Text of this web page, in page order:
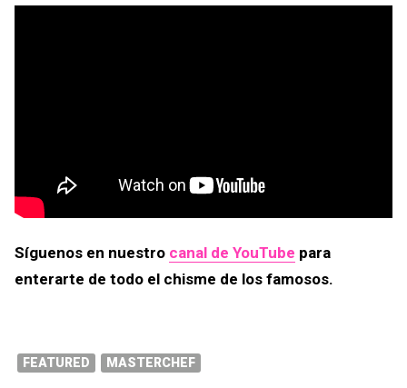
Síguenos en nuestro canal de YouTube para
enterarte de todo el chisme de los famosos.
FEATURED MASTERCHEF